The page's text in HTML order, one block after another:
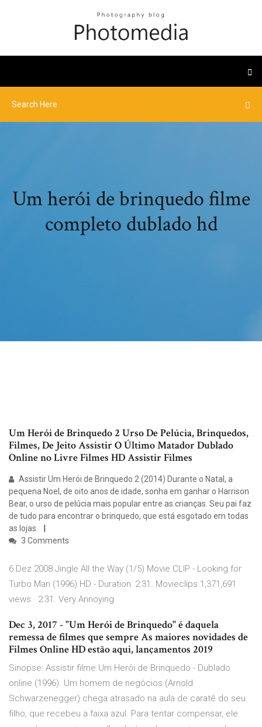
Um herói de brinquedo filme
completo dublado hd
Um Herói de Brinquedo 2 Urso De Pelúcia, Brinquedos,
Filmes, De Jeito Assistir O Último Matador Dublado
Online no Livre Filmes HD Assistir Filmes
Assistir Um Herói de Brinquedo 2 (2014) Durante o Natal, a
pequena Noel, de oito anos de idade, sonha em ganhar o Harrison
Bear, o urso de pelúcia mais popular entre as crianças. Seu pai faz
de tudo para encontrar o brinquedo, que está esgotado em todas
as lojas.
3 Comments
6 Dez 2008 Jingle All the Way (1/5) Movie CLIP - Looking for
Turbo Man (1996) HD - Duration: 2:31. Movieclips 1,371,691
views · 2:31. Very Annoying
Dec 3, 2017 - "Um Herói de Brinquedo" é daquela
remessa de filmes que sempre As maiores novidades de
Filmes Online HD estão aqui, lançamentos 2019
Sinopse: Assistir filme Um Herói de Brinquedo - Dublado
online (1996). Um homem de negócios (Arnold
Schwarzenegger) chega atrasado na aula de caratê do seu
filho, que recebeu a faixa azul. Para tentar compensar, ele